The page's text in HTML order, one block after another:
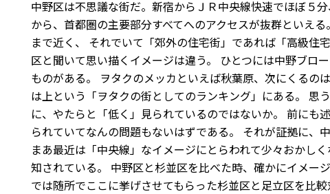
中野区は不思議な街だ。新宿からＪＲ中央線快速でほぼ５
から、首都圏の主要部分すべてへのアクセスが抜群といえ
まで近く、 それでいて「郊外の住宅街」であれば「高級住
区と聞いて思い描くイメージは違う。 ひとつには中野ブロ
ものがある。 ヲタクのメッカといえば秋葉原、次にくるの
は上という「ヲタクの街としてのランキング」にある。 思
に、やたらと「低く」見られているのではないか。 前にも
られていてなんの問題もないはずである。 それが証拠に、
まあ最近は「中央線」なイメージにとらわれて少々おかし
知されている。 中野区と杉並区を比べた時、確かにイメー
では随所でここに挙げさせてもらった杉並区と足立区を比